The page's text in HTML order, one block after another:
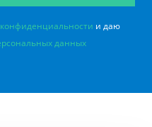
и даю
данных